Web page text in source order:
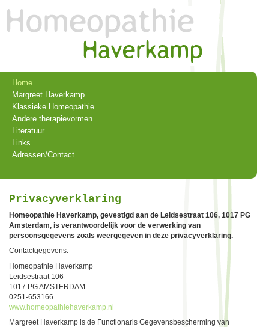
Home
Margreet Haverkamp
Klassieke Homeopathie
Andere therapievormen
Literatuur
Links
Adressen/Contact
Privacyverklaring
Homeopathie Haverkamp, gevestigd aan de Leidsestraat 106, 1017 PG
Amsterdam, is verantwoordelijk voor de verwerking van
persoonsgegevens zoals weergegeven in deze privacyverklaring.
Contactgegevens:
Homeopathie Haverkamp
Leidsestraat 106
1017 PG AMSTERDAM
0251-653166
www.homeopathiehaverkamp.nl
Margreet Haverkamp is de Functionaris Gegevensbescherming van